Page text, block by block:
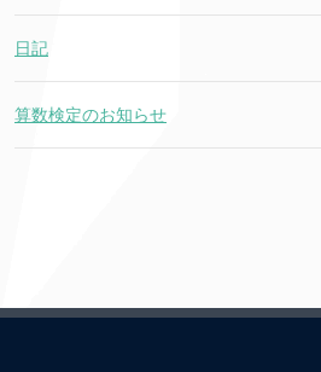
日記
算数検定のお知らせ